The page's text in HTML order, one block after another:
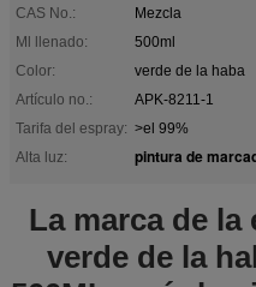
CAS No.:
Mezcla
Ml llenado:
500ml
Color:
verde de la haba
Artículo no.:
APK-8211-1
Tarifa del espray: >el 99%
Alta luz:
pintura de
La marca de la
verde de la